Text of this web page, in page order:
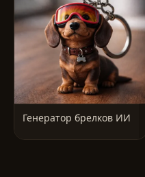
Генератор брелков ИИ